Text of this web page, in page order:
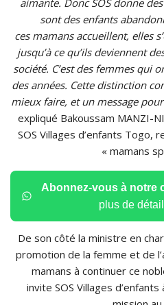
aimante. Donc SOS donne
sontdes enfants
ces mamans accueillent, elles
jusqu’à ce qu’ils deviennent
société. C’est des femmes qui
des années. Cette distinction
mieux faire, et un message
expliqué Bakoussam MANZI-
SOS Villages d’enfants Togo,
« mamans
Abonnez-vous à notre
plus de
De son côté la ministre en
promotion de la femme et de
mamans à continuer ce
invite SOS Villages